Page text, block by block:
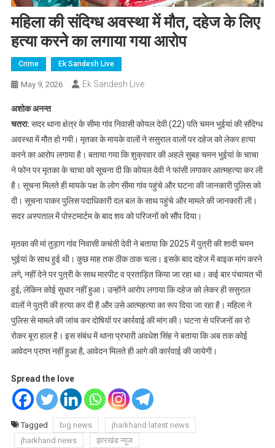
महिला की संदिग्ध अवस्था में मौत, दहेज के लिए
हत्या करने का लगाया गया आरोप
Crime Ek Sandesh Live
May 9, 2026 Ek Sandesh Live
अशोक अनन्त
चतरा: सदर थाना क्षेत्र के सीमा गांव निवासी कोयल देवी (22) पति चमन भुईयां की संदिग्ध
अवस्था में मौत हो गयी। मृतका के मायके वालों ने ससुराल वालों पर दहेज को लेकर हत्या
करने का आरोप लगाया है। बताया गया कि शुक्रवार की अहले सुबह चमन भुईयां के चाचा
ने फोन पर मृतका के चाचा को सूचना दी कि कोयल देवी ने फांसी लगाकर आत्महत्या कर ली
है। सूचना मिलते ही मायके पक्ष के लोग सीमा गांव पहुंचे और घटना की जानकारी पुलिस को
दी। सूचना पाकर पुलिस पदाधिकारी दल बल के साथ पहुंचे और मामले की जानकारी ली।
सदर अस्पताल में पोस्टमार्टम के बाद शव को परिजनों को सौंप दिया।
मृतका की मां तुड़ाग गांव निवासी कचंती देवी ने बताया कि 2025 में पुत्री की शादी चमन
भुईयां के साथ हुई थी। कुछ माह तक ठीक ठाक चला। इसके बाद दहेज में बाइक मांग करने
लगे, नहीं देने पर पुत्री के साथ मारपीट व प्रताड़ित किया जा रहा था। कई बार पंचायत भी
हुई, लेकिन कोई सुधार नहीं हुआ। उन्होंने आरोप लगाया कि दहेज को लेकर ही ससुराल
वालों ने पुत्री की हत्या कर दी है और उसे आत्महत्या का रूप दिया जा रहा है। महिला ने
पुलिस से मामले की जांच कर दोषियों पर कार्रवाई की मांग की। घटना से परिजनों का रो
रोकर बूरा हाल है। इस संबंध में थाना प्रभारी अवधेश सिंह ने बताया कि अब तक कोई
आवेदन प्राप्त नहीं हुआ है, आवेदन मिलते ही आगे की कार्रवाई की जायेगी।
Spread the love
Tagged big news
jharkhand latest news
jharkhand news
झारखंड न्यूज